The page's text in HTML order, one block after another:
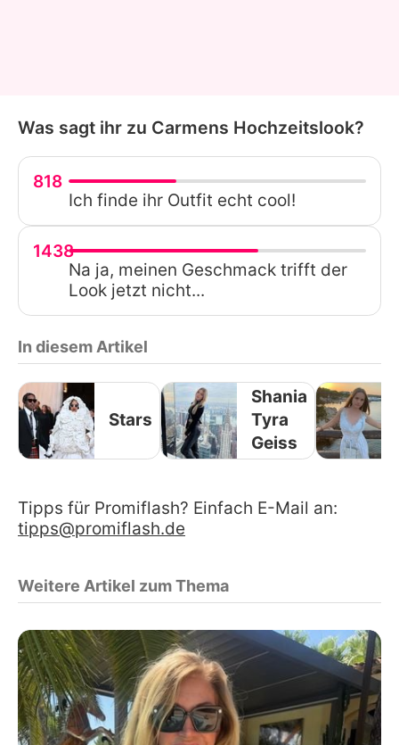
Was sagt ihr zu Carmens Hochzeitslook?
818
Ich finde ihr Outfit echt cool!
1438
Na ja, meinen Geschmack trifft der
Look jetzt nicht...
In diesem Artikel
Stars
Shania
Tyra
Geiss
Tipps für Promiflash? Einfach E-Mail an:
tipps@promiflash.de
Weitere Artikel zum Thema